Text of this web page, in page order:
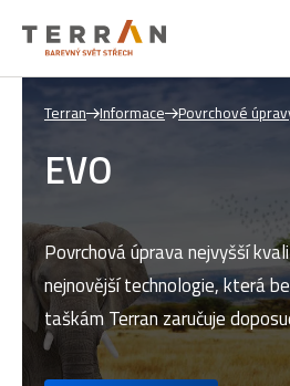
Terran Informace Povrchové
EVO
Povrchová úprava nejvyšší
nejnovější technologie, která
taškám Terran zaručuje